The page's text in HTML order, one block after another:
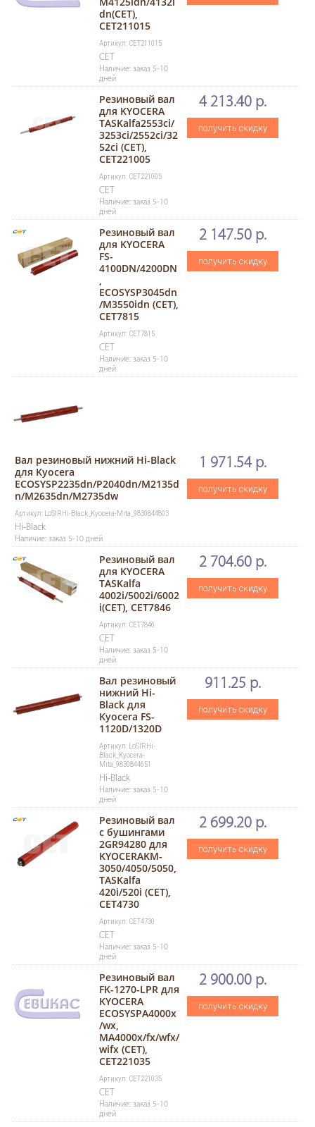
dn(CET),
CET211015
Артикул: CET211015
CET
Наличие: заказ 5-10
дней
Резиновый вал
для KYOCERA
TASKalfa2553ci/
3253ci/2552ci/32
52ci (CET),
CET221005
Артикул: CET221005
CET
Наличие: заказ 5-10
дней
4 213.40 р.
получить скидку
Резиновый вал
для KYOCERA
FS-
4100DN/4200DN
,
ECOSYSP3045dn
/M3550idn (CET),
CET7815
Артикул: CET7815
CET
Наличие: заказ 5-10
дней
2 147.50 р.
получить скидку
Вал резиновый нижний Hi-Black
для Kyocera
ECOSYSP2235dn/P2040dn/M2135d
n/M2635dn/M2735dw
Артикул: LoSlRHi-Black_Kyocera-Mita_9830844803
Hi-Black
Наличие: заказ 5-10 дней
1 971.54 р.
получить скидку
Резиновый вал
для KYOCERA
TASKalfa
4002i/5002i/6002
i(CET), CET7846
Артикул: CET7846
CET
Наличие: заказ 5-10
дней
2 704.60 р.
получить скидку
Вал резиновый
нижний Hi-
Black для
Kyocera FS-
1120D/1320D
Артикул: LoSlRHi-
Black_Kyocera-
Mita_9830844651
Hi-Black
Наличие: заказ 5-10
дней
911.25 р.
получить скидку
Резиновый вал
с бушингами
2GR94280 для
KYOCERAKM-
3050/4050/5050,
TASKalfa
420i/520i (CET),
CET4730
Артикул: CET4730
CET
Наличие: заказ 5-10
дней
2 699.20 р.
получить скидку
Резиновый вал
FK-1270-LPR для
KYOCERA
ECOSYSPA4000x
/wx,
MA4000x/fx/wfx/
wifx (CET),
CET221035
Артикул: CET221035
CET
Наличие: заказ 5-10
дней
2 900.00 р.
получить скидку